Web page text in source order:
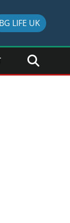
BG LIFE UK